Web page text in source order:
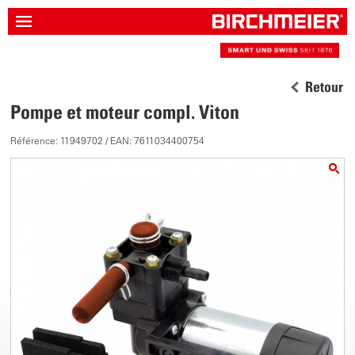
Retour
Pompe et moteur compl. Viton
Référence: 11949702 / EAN: 7611034400754